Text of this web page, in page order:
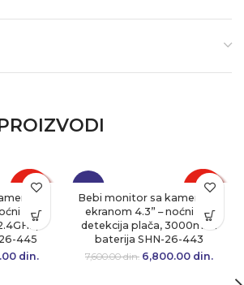
i
vid,
445
cena
din.
Trenutna
Bebi monitor sa kamerom i
ekranom 4.3” – noćni vid,
detekcija plača, 3000mAh
baterija SHN-26-443
7,600.00din. Originalna cena
6,800.00 din.